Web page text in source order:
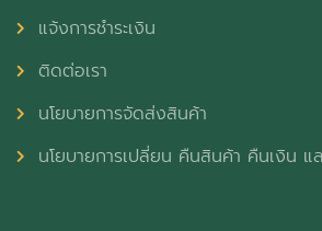
แจ้งการชำระเงิน
ติดต่อเรา
นโยบายการจัดส่งสินค้า
นโยบายการเปลี่ยน คืนสินค้า คืนเงิน แ